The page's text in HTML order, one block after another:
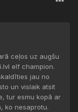
ceļos uz augšu
elf champion.
jau no
un vislaik atsit
tur esmu kopā ar
ko nesaprotu.